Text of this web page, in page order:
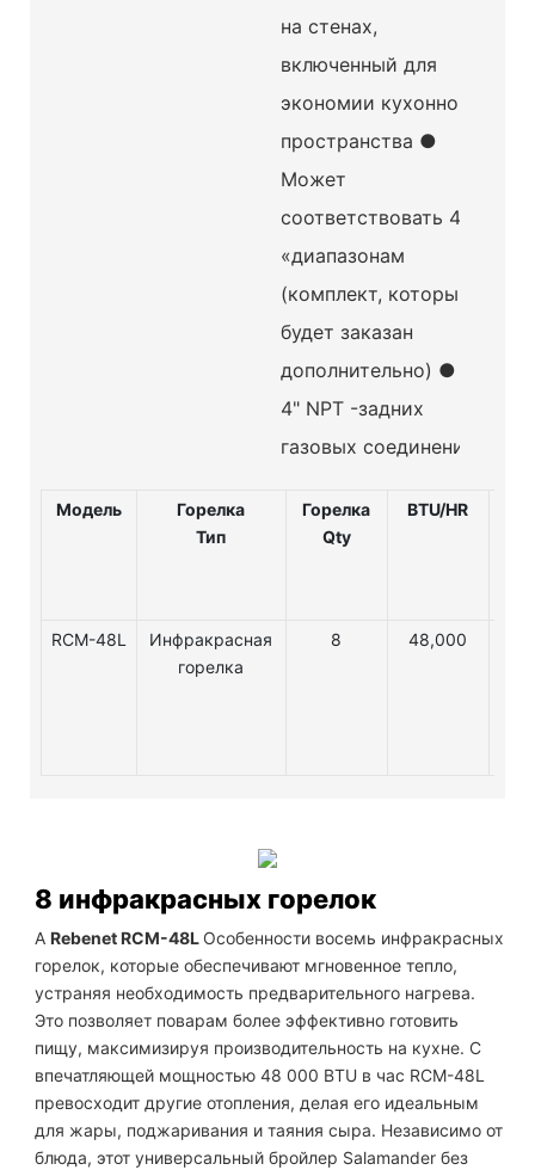
на стенах,
включенный для
экономии кухонного
пространства ●
Может
соответствовать 48
«диапазонам
(комплект, который
будет заказан
дополнительно) ● 3–
4" NPT -задних
газовых соединений
Модель
Горелка
Тип
Горелка
Qty
BTU/HR
RCM-48L
Инфракрасная
горелка
8 48,000
8 инфракрасных горелок
АRebenet RCM-48L Особенности восемь инфракрасных
горелок, которые обеспечивают мгновенное тепло,
устраняя необходимость предварительного нагрева.
Это позволяет поварам более эффективно готовить
пищу, максимизируя производительность на кухне. С
впечатляющей мощностью 48 000 BTU в час RCM-48L
превосходит другие отопления, делая его идеальным
для жары, поджаривания и таяния сыра. Независимо от
блюда, этот универсальный бройлер Salamander без